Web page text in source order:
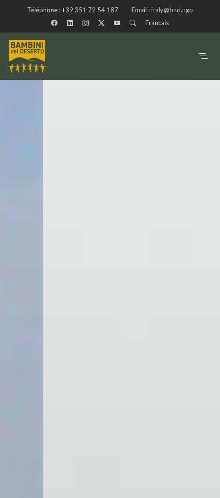
Téléphone :+39 351 72 54 187 Email :italy@bnd.ngo
Francais